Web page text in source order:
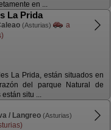
en ...
La Prida
(Asturias)
a
La Prida, están situados en
del parque Natural de
situ ...
/ Langreo (Asturias)